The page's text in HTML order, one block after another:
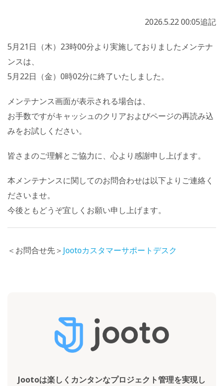
2026.5.22 00:05追記
5月21日（木）23時00分より実施しておりましたメンテナ
ンスは、
5月22日（金）0時02分に終了いたしました。
メンテナンス画面が表示される場合は、
お手数ですがキャッシュのクリアおよびページの再読み込
みをお試しください。
皆さまのご理解とご協力に、心より感謝申し上げます。
本メンテナンスに関してのお問合わせは以下よりご連絡く
ださいませ。
今後ともどうぞ宜しくお願い申し上げます。
＜お問合せ先＞ Jootoカスタマーサポートデスク
Jootoは楽しくカンタンなプロジェクト管理を実現し